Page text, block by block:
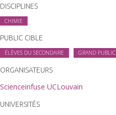
DISCIPLINES
CHIMIE
PUBLIC CIBLE
ÉLÈVES DU SECONDAIRE GRAND PUBLIC
ORGANISATEURS
Scienceinfuse UCLouvain
UNIVERSITÉS